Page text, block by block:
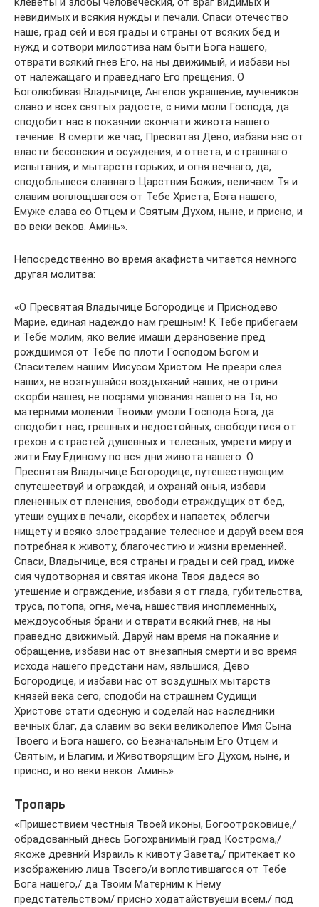
невидимых и всякия нужды и печали. Спаси отечество
наше, град сей и вся грады и страны от всяких бед и
нужд и сотвори милостива нам быти Бога нашего,
отврати всякий гнев Его, на ны движимый, и избави ны
от належащаго и праведнаго Его прещения. О
Боголюбивая Владычице, Ангелов украшение, мучеников
славо и всех святых радосте, с ними моли Господа, да
сподобит нас в покаянии скончати живота нашего
течение. В смерти же час, Пресвятая Дево, избави нас от
власти бесовския и осуждения, и ответа, и страшнаго
испытания, и мытарств горьких, и огня вечнаго, да,
сподобльшеся славнаго Царствия Божия, величаем Тя и
славим воплощшагося от Тебе Христа, Бога нашего,
Емуже слава со Отцем и Святым Духом, ныне, и присно, и
во веки веков. Аминь».
Непосредственно во время акафиста читается немного
другая молитва:
«О Пресвятая Владычице Богородице и Приснодево
Марие, единая надеждо нам грешным! К Тебе прибегаем
и Тебе молим, яко велие имаши дерзновение пред
рождшимся от Тебе по плоти Господом Богом и
Спасителем нашим Иисусом Христом. Не презри слез
наших, не возгнушайся воздыханий наших, не отрини
скорби нашея, не посрами упования нашего на Тя, но
матерними молении Твоими умоли Господа Бога, да
сподобит нас, грешных и недостойных, свободитися от
грехов и страстей душевных и телесных, умрети миру и
жити Ему Единому по вся дни живота нашего. О
Пресвятая Владычице Богородице, путешествующим
спутешествуй и ограждай, и охраняй оныя, избави
плененных от пленения, свободи страждущих от бед,
утеши сущих в печали, скорбех и напастех, облегчи
нищету и всяко злострадание телесное и даруй всем вся
потребная к животу, благочестию и жизни временней.
Спаси, Владычице, вся страны и грады и сей град, имже
сия чудотворная и святая икона Твоя дадеся во
утешение и ограждение, избави я от глада, губительства,
труса, потопа, огня, меча, нашествия иноплеменных,
междоусобныя брани и отврати всякий гнев, на ны
праведно движимый. Даруй нам время на покаяние и
обращение, избави нас от внезапныя смерти и во время
исхода нашего предстани нам, явльшися, Дево
Богородице, и избави нас от воздушных мытарств
князей века сего, сподоби на страшнем Судищи
Христове стати одесную и соделай нас наследники
вечных благ, да славим во веки великолепое Имя Сына
Твоего и Бога нашего, со Безначальным Его Отцем и
Святым, и Благим, и Животворящим Его Духом, ныне, и
присно, и во веки веков. Аминь».
Тропарь
«Пришествием честныя Твоей иконы, Богоотроковице,/
обрадованный днесь Богохранимый град Кострома,/
якоже древний Израиль к кивоту Завета,/ притекает ко
изображению лица Твоего/и воплотившагося от Тебе
Бога нашего,/ да Твоим Матерним к Нему
предстательством/ присно ходатайствуеши всем,/ под